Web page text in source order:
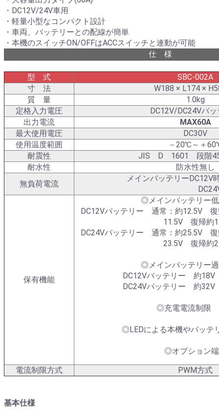
・DC12V/24V車用
・軽量小型なコンパクト設計
・車両、バッテリーとの配線が簡単
・本機のスイッチON/OFFはACCスイッチと連動が可能
仕 様
型 式
SBC-002A
寸 法
W188 × L174 ×
質 量
1.0kg
定格入力電圧
DC12V/DC24Vバ
出力電流
MAX60A
最大使用電圧
DC30V
使用温度範囲
－20℃～＋
耐震性
JIS D 1601 段階45
耐水性
防水性無し
無負荷電流
メインバッテリー
DC24V時
保有機能
◎メインバッテリー
DC12Vバッテリー 通常：約12.5V
11.5V 復帰約
DC24Vバッテリー 通常：約25.5V
23.5V 復帰約
◎メインバッテリー
DC12Vバッテリー 約
DC24Vバッテリー 約
◎充電電流制限
◎LEDによる本機やバッテ
◎オプション
電流制限方式 PWM方式
基本仕様